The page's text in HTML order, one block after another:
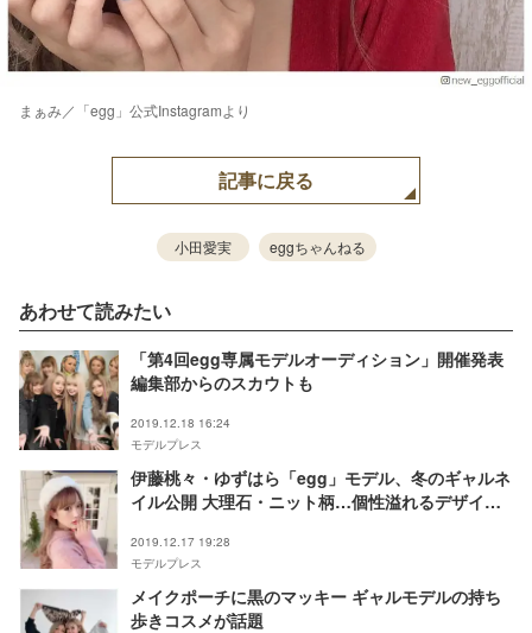
まぁみ／「egg」公式Instagramより
記事に戻る
小田愛実 eggちゃんねる
あわせて読みたい
「第4回egg専属モデルオーディション」開催発表
編集部からのスカウトも
2019.12.18 16:24
モデルプレス
伊藤桃々・ゆずはら「egg」モデル、冬のギャルネ
イル公開 大理石・ニット柄…個性溢れるデザイン
2019.12.17 19:28
モデルプレス
メイクポーチに黒のマッキー ギャルモデルの持ち
歩きコスメが話題